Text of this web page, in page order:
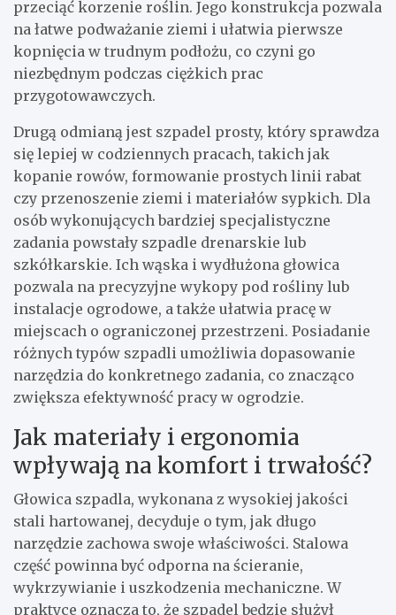
przeciąć korzenie roślin. Jego konstrukcja pozwala
na łatwe podważanie ziemi i ułatwia pierwsze
kopnięcia w trudnym podłożu, co czyni go
niezbędnym podczas ciężkich prac
przygotowawczych.
Drugą odmianą jest szpadel prosty, który sprawdza
się lepiej w codziennych pracach, takich jak
kopanie rowów, formowanie prostych linii rabat
czy przenoszenie ziemi i materiałów sypkich. Dla
osób wykonujących bardziej specjalistyczne
zadania powstały szpadle drenarskie lub
szkółkarskie. Ich wąska i wydłużona głowica
pozwala na precyzyjne wykopy pod rośliny lub
instalacje ogrodowe, a także ułatwia pracę w
miejscach o ograniczonej przestrzeni. Posiadanie
różnych typów szpadli umożliwia dopasowanie
narzędzia do konkretnego zadania, co znacząco
zwiększa efektywność pracy w ogrodzie.
Jak materiały i ergonomia
wpływają na komfort i trwałość?
Głowica szpadla, wykonana z wysokiej jakości
stali hartowanej, decyduje o tym, jak długo
narzędzie zachowa swoje właściwości. Stalowa
część powinna być odporna na ścieranie,
wykrzywianie i uszkodzenia mechaniczne. W
praktyce oznacza to, że szpadel będzie służył